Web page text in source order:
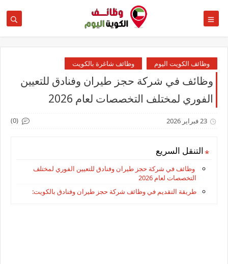
وظائف الكويت اليوم وظائف شاغرة بالكويت
وظائف في شركة حجز طيران وفنادق للتعيين
الفوري لمختلف التخصصات لعام 2026
23 فبراير 2026 (0)
التنقل السريع
وظائف في شركة حجز طيران وفنادق للتعيين الفوري لمختلف
التخصصات لعام 2026
طريقة التقديم في وظائف شركة حجز طيران وفنادق بالكويت: